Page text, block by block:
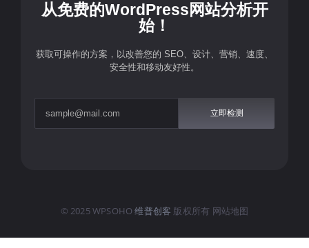
从免费的WordPress网站分析开
始！
获取可操作的方案，以改善您的 SEO、设计、营销、速度、
安全性和移动友好性。
立即检测
© 2025 WPSOHO 维普创客 版权所有 网站地图